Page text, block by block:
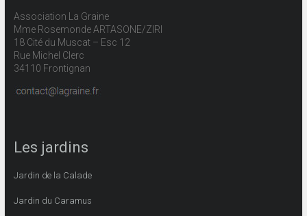
Association La Graine
Mme Rosemonde ARTASONE/ZIRI
18 Cité du Muscat – Esc 12
Rue Michel Clerc
34110 Frontignan
Les jardins
Jardin de la Calade
Jardin du Caramus